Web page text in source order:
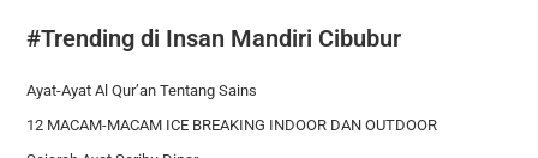
#Trending di Insan Mandiri Cibubur
Ayat-Ayat Al Qur’an Tentang Sains
12 MACAM-MACAM ICE BREAKING INDOOR DAN OUTDOOR